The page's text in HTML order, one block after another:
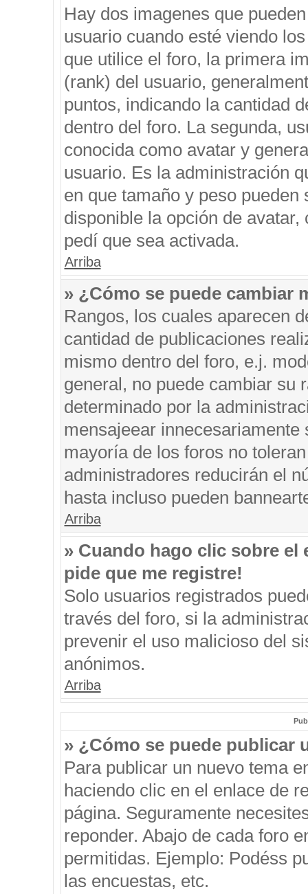
Hay dos imagenes que
usuario cuando esté viendo
que utilice el foro, la primera
(rank) del usuario,
puntos, indicando la cantidad
dentro del foro. La segunda,
conocida como avatar y
usuario. Es la administración
en que tamaño y peso
disponible la opción de
pedí que sea activada.
Arriba
» ¿Cómo se puede cambiar
Rangos, los cuales aparecen
cantidad de publicaciones
mismo dentro del foro, e.j.
general, no puede cambiar su
determinado por la
mensajeear
mayoría de los foros no
administradores reducirán el
hasta incluso pueden
Arriba
» Cuando hago clic sobre el
pide que me registre!
Solo usuarios registrados
través del foro, si la
prevenir el uso malicioso del
anónimos.
Arriba
» ¿Cómo se puede publicar
Para publicar un nuevo tema
haciendo clic en el enlace de
página. Seguramente
reponder. Abajo de cada foro
permitidas. Ejemplo: Podéss
las encuestas, etc.